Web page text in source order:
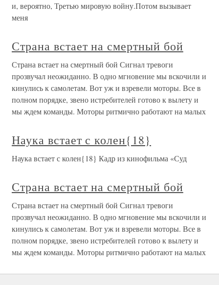
и, вероятно, Третью мировую войну.Потом вызывает
меня
Страна встает на смертный бой
Страна встает на смертный бой Сигнал тревоги
прозвучал неожиданно. В одно мгновение мы вскочили и
кинулись к самолетам. Вот уж и взревели моторы. Все в
полном порядке, звено истребителей готово к вылету и
мы ждем команды. Моторы ритмично работают на малых
Наука встает с колен{18}
Наука встает с колен{18} Кадр из кинофильма «Суд
Страна встает на смертный бой
Страна встает на смертный бой Сигнал тревоги
прозвучал неожиданно. В одно мгновение мы вскочили и
кинулись к самолетам. Вот уж и взревели моторы. Все в
полном порядке, звено истребителей готово к вылету и
мы ждем команды. Моторы ритмично работают на малых